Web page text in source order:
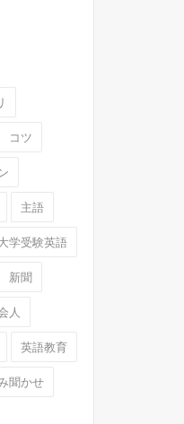
コツ
主語
学受験英語
新聞
人
英語教育
聞かせ